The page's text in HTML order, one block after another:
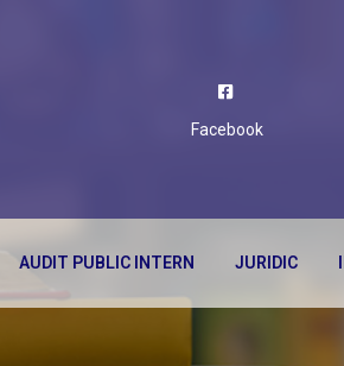
Facebook
AUDIT PUBLIC INTERN JURIDIC